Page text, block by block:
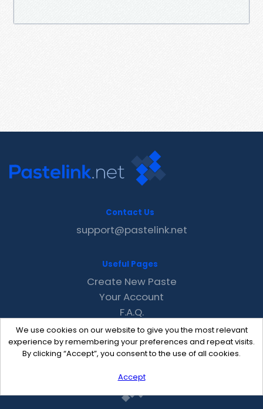
We use cookies on our website to give you the most relevant
experience by remembering your preferences and repeat visits.
By clicking “Accept”, you consent to the use of all cookies.
Accept
Contact Us
support@pastelink.net
Useful Pages
Create New Paste
Your Account
F.A.Q.
Recent
Contact